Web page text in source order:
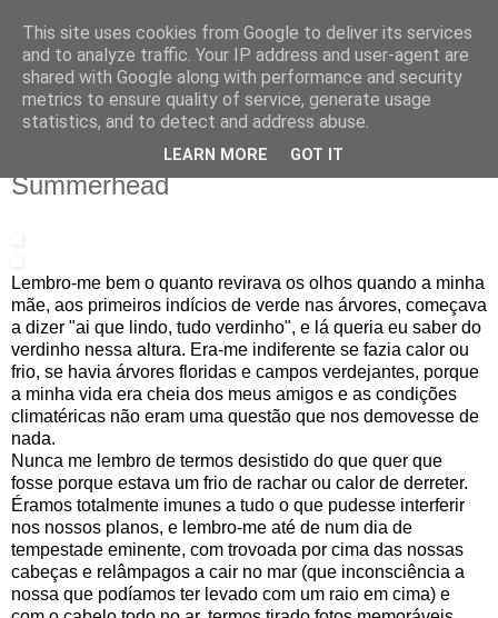
IN MY POCKET
all the things and people that i bring along with me everyday
Summerhead
Lembro-me bem o quanto revirava os olhos quando a minha
mãe, aos primeiros indícios de verde nas árvores, começava
a dizer "ai que lindo, tudo verdinho", e lá queria eu saber do
verdinho nessa altura. Era-me indiferente se fazia calor ou
frio, se havia árvores floridas e campos verdejantes, porque
a minha vida era cheia dos meus amigos e as condições
climatéricas não eram uma questão que nos demovesse de
nada.
Nunca me lembro de termos desistido do que quer que
fosse porque estava um frio de rachar ou calor de derreter.
Éramos totalmente imunes a tudo o que pudesse interferir
nos nossos planos, e lembro-me até de num dia de
tempestade eminente, com trovoada por cima das nossas
cabeças e relâmpagos a cair no mar (que inconsciência a
nossa que podíamos ter levado com um raio em cima) e
This site uses cookies from Google to deliver its services
and to analyze traffic. Your IP address and user-agent are
shared with Google along with performance and security
metrics to ensure quality of service, generate usage
statistics, and to detect and address abuse.
LEARN MORE GOT IT